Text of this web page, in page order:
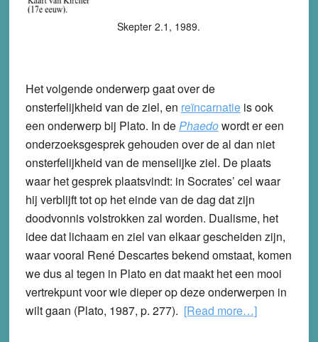
Skepter 2.1, 1989.
Het volgende onderwerp gaat over de
onsterfelijkheid van de ziel, en reïncarnatieis ook
een onderwerp bij Plato. In dePhaedowordt er een
onderzoeksgesprek gehouden over de al dan niet
onsterfelijkheid van de menselijke ziel. De plaats
waar het gesprek plaatsvindt: in Socrates’ cel waar
hij verblijft tot op het einde van de dag dat zijn
doodvonnis volstrokken zal worden. Dualisme, het
idee dat lichaam en ziel van elkaar gescheiden zijn,
waar vooral René Descartes bekend omstaat, komen
we dus al tegen in Plato en dat maakt het een mooi
vertrekpunt voor wie dieper op deze onderwerpen in
wilt gaan (Plato, 1987, p. 277). [Read more…]about